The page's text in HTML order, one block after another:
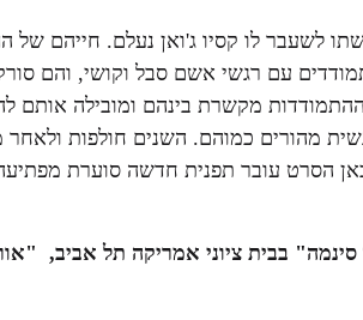
לשעבר לו קסיו ג'ואן נעלם. חייהם של
עם רגשי אשם סבל וקושי, והם
מקשרת בינהם ומובילה אותם
מהורים כמוהם. השנים חולפות
מוצאים את טיאן פנג כשהוא כבר ילד גדול בן 6, מכאן הסרט עובר תפנית
"אורלנדו סינמה" בבית ציוני אמריקה תל